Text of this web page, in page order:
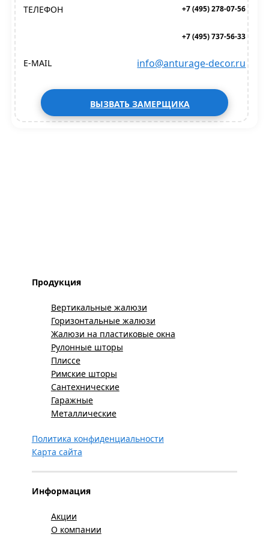
ТЕЛЕФОН +7 (495) 278-07-56
+7 (495) 737-56-33
E-MAIL info@anturage-decor.ru
ВЫЗВАТЬ ЗАМЕРЩИКА
Продукция
Вертикальные жалюзи
Горизонтальные жалюзи
Жалюзи на пластиковые окна
Рулонные шторы
Плиссе
Римские шторы
Сантехнические
Гаражные
Металлические
Политика конфиденциальности
Карта сайта
Информация
Акции
О компании